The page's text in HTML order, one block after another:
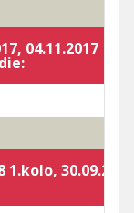
04.11.2017
30.09.2017